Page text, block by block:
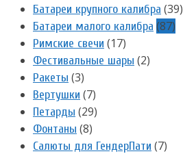
Батареи крупного калибра (39)
Батареи малого калибра (87)
Римские свечи (17)
Фестивальные шары (2)
Ракеты (3)
Вертушки (7)
Петарды (29)
Фонтаны (8)
Салюты для ГендерПати (7)